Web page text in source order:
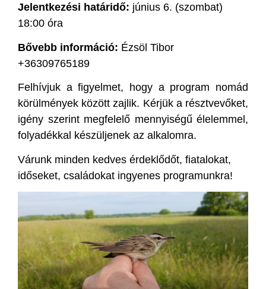
Jelentkezési határidő: június 6. (szombat)
18:00 óra
Bővebb információ: Ézsöl Tibor
+36309765189
Felhívjuk a figyelmet, hogy a program nomád
körülmények között zajlik. Kérjük a résztvevőket,
igény szerint megfelelő mennyiségű élelemmel,
folyadékkal készüljenek az alkalomra.
Várunk minden kedves érdeklődőt, fiatalokat,
időseket, családokat ingyenes programunkra!